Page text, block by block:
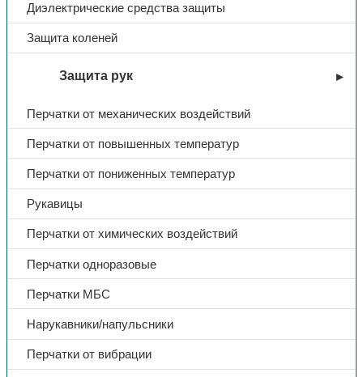
Диэлектрические средства защиты
Защита коленей
Защита рук
Перчатки от механических воздействий
Перчатки от повышенных температур
Перчатки от пониженных температур
Рукавицы
Перчатки от химических воздействий
Перчатки одноразовые
Перчатки МБС
Нарукавники/напульсники
Перчатки от вибрации